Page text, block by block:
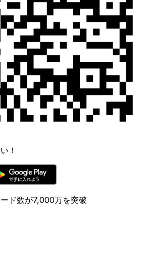
！
ド数が7,000万を突破